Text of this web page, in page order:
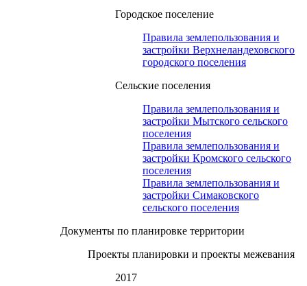
Городское поселение
Правила землепользования и
застройки Верхнеландеховского
городского поселения
Сельские поселения
Правила землепользования и
застройки Мытского сельского
поселения
Правила землепользования и
застройки Кромского сельского
поселения
Правила землепользования и
застройки Симаковского
сельского поселения
Документы по планировке территории
Проекты планировки и проекты межевания
2017